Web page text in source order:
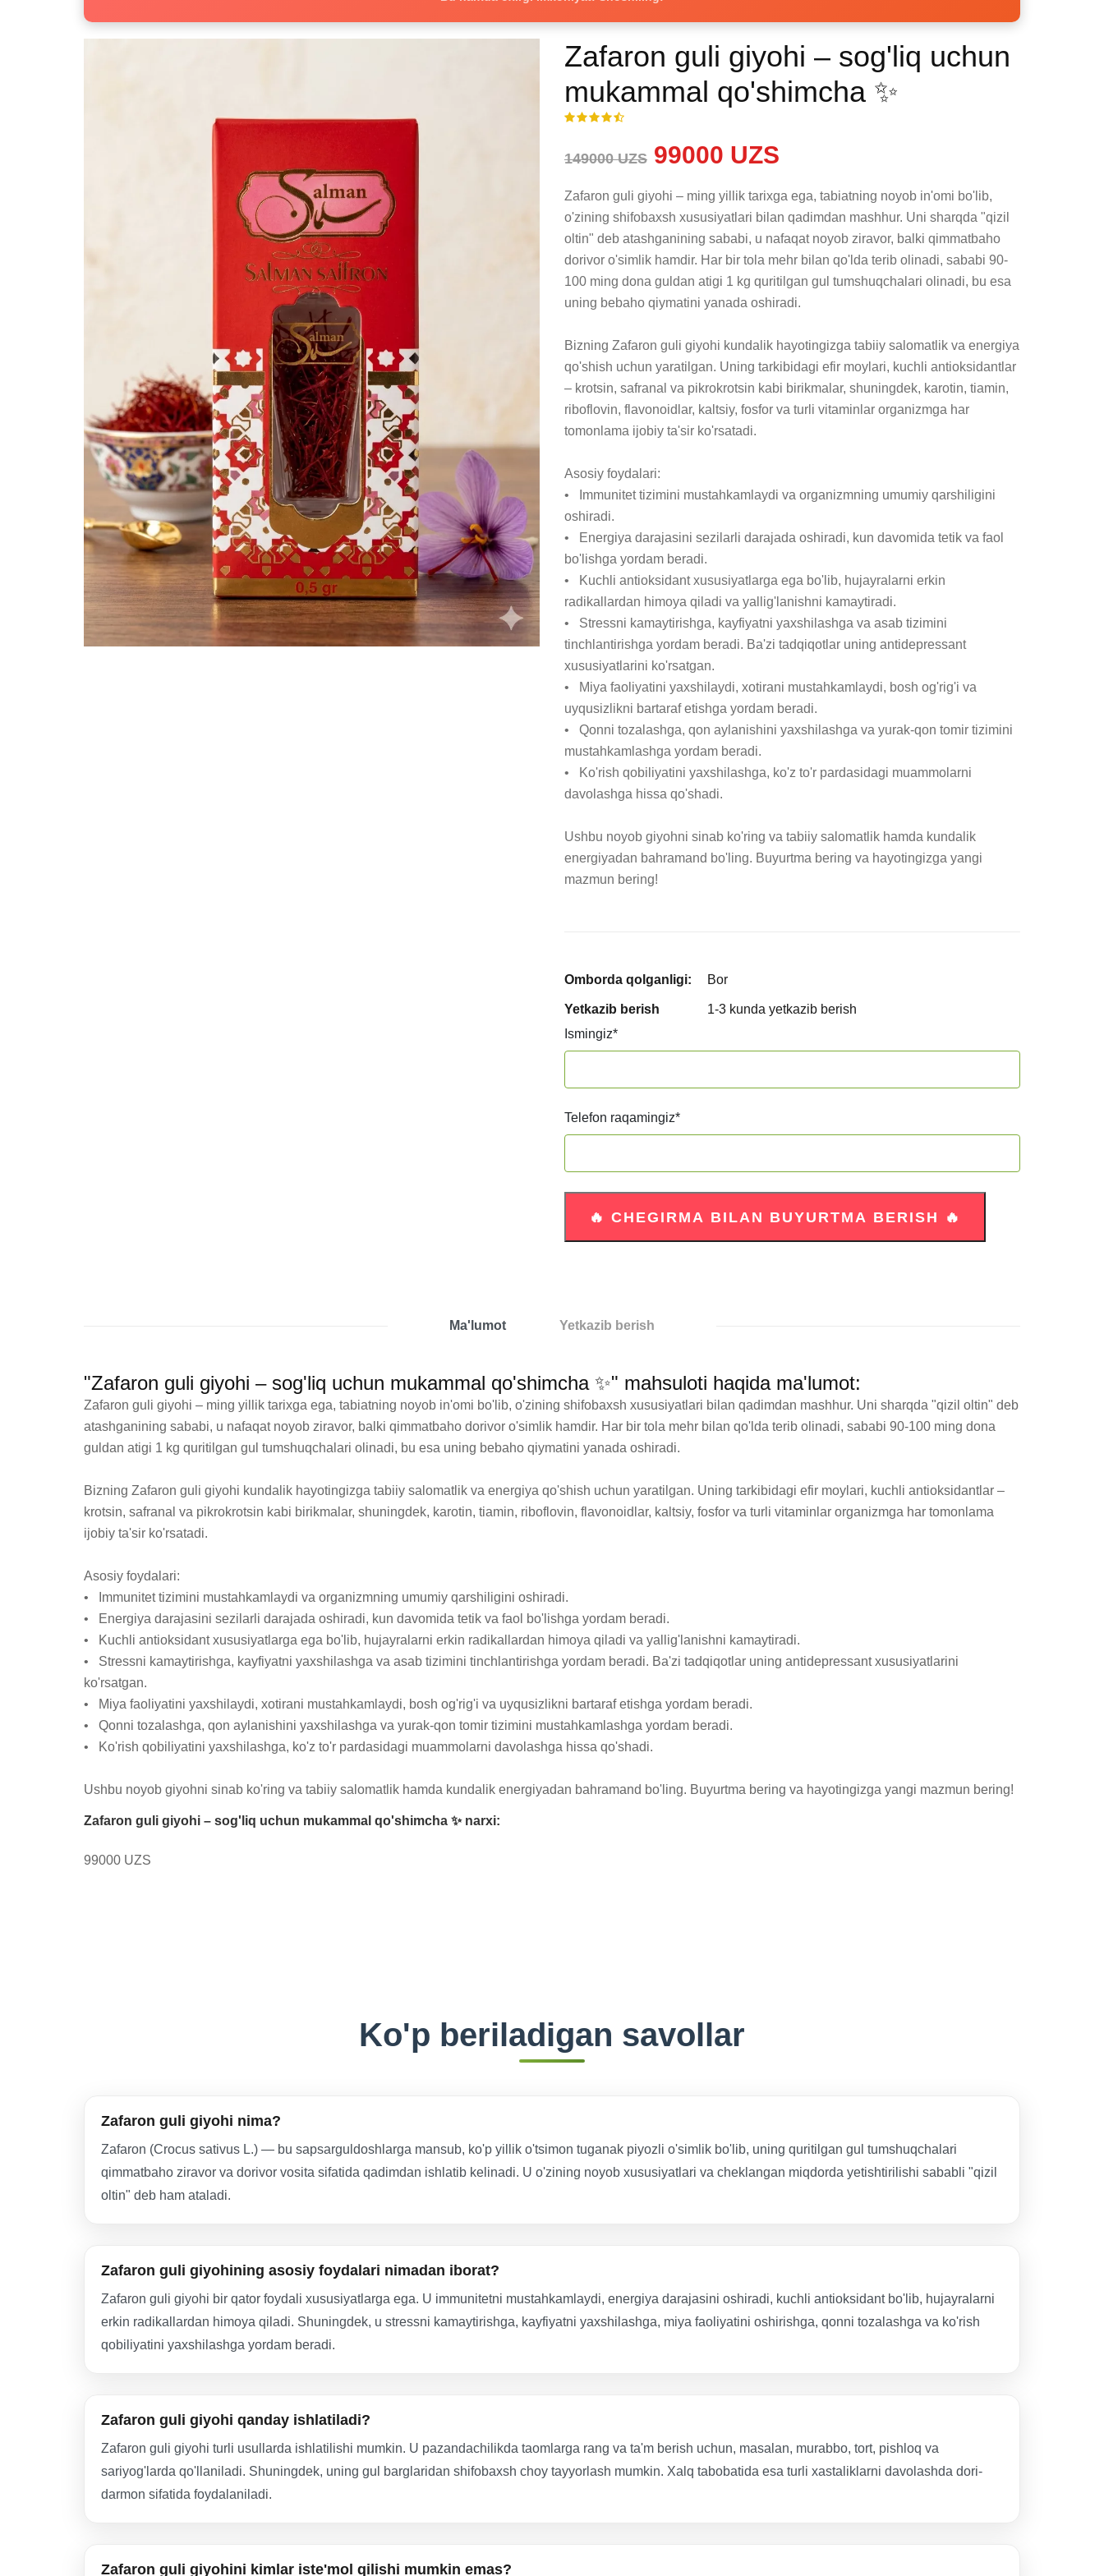
Zafaron guli giyohi – sog'liq uchun
mukammal qo'shimcha ✨
149000 UZS 99000 UZS
Zafaron guli giyohi – ming yillik tarixga ega, tabiatning noyob in'omi bo'lib,
o'zining shifobaxsh xususiyatlari bilan qadimdan mashhur. Uni sharqda "qizil
oltin" deb atashganining sababi, u nafaqat noyob ziravor, balki qimmatbaho
dorivor o'simlik hamdir. Har bir tola mehr bilan qo'lda terib olinadi, sababi 90-
100 ming dona guldan atigi 1 kg quritilgan gul tumshuqchalari olinadi, bu esa
uning bebaho qiymatini yanada oshiradi.
Bizning Zafaron guli giyohi kundalik hayotingizga tabiiy salomatlik va energiya
qo'shish uchun yaratilgan. Uning tarkibidagi efir moylari, kuchli antioksidantlar
– krotsin, safranal va pikrokrotsin kabi birikmalar, shuningdek, karotin, tiamin,
riboflovin, flavonoidlar, kaltsiy, fosfor va turli vitaminlar organizmga har
tomonlama ijobiy ta'sir ko'rsatadi.
Asosiy foydalari:
•   Immunitet tizimini mustahkamlaydi va organizmning umumiy qarshiligini
oshiradi.
•   Energiya darajasini sezilarli darajada oshiradi, kun davomida tetik va faol
bo'lishga yordam beradi.
•   Kuchli antioksidant xususiyatlarga ega bo'lib, hujayralarni erkin
radikallardan himoya qiladi va yallig'lanishni kamaytiradi.
•   Stressni kamaytirishga, kayfiyatni yaxshilashga va asab tizimini
tinchlantirishga yordam beradi. Ba'zi tadqiqotlar uning antidepressant
xususiyatlarini ko'rsatgan.
•   Miya faoliyatini yaxshilaydi, xotirani mustahkamlaydi, bosh og'rig'i va
uyqusizlikni bartaraf etishga yordam beradi.
•   Qonni tozalashga, qon aylanishini yaxshilashga va yurak-qon tomir tizimini
mustahkamlashga yordam beradi.
•   Ko'rish qobiliyatini yaxshilashga, ko'z to'r pardasidagi muammolarni
davolashga hissa qo'shadi.
Ushbu noyob giyohni sinab ko'ring va tabiiy salomatlik hamda kundalik
energiyadan bahramand bo'ling. Buyurtma bering va hayotingizga yangi
mazmun bering!
Omborda qolganligi: Bor
Yetkazib berish
1-3 kunda yetkazib berish
Ismingiz*
Telefon raqamingiz*
Ma'lumot Yetkazib berish
"Zafaron guli giyohi – sog'liq uchun mukammal qo'shimcha ✨" mahsuloti haqida ma'lumot:
Zafaron guli giyohi – ming yillik tarixga ega, tabiatning noyob in'omi bo'lib, o'zining shifobaxsh xususiyatlari bilan qadimdan mashhur. Uni sharqda "qizil oltin" deb
atashganining sababi, u nafaqat noyob ziravor, balki qimmatbaho dorivor o'simlik hamdir. Har bir tola mehr bilan qo'lda terib olinadi, sababi 90-100 ming dona
guldan atigi 1 kg quritilgan gul tumshuqchalari olinadi, bu esa uning bebaho qiymatini yanada oshiradi.
Bizning Zafaron guli giyohi kundalik hayotingizga tabiiy salomatlik va energiya qo'shish uchun yaratilgan. Uning tarkibidagi efir moylari, kuchli antioksidantlar –
krotsin, safranal va pikrokrotsin kabi birikmalar, shuningdek, karotin, tiamin, riboflovin, flavonoidlar, kaltsiy, fosfor va turli vitaminlar organizmga har tomonlama
ijobiy ta'sir ko'rsatadi.
Asosiy foydalari:
•   Immunitet tizimini mustahkamlaydi va organizmning umumiy qarshiligini oshiradi.
•   Energiya darajasini sezilarli darajada oshiradi, kun davomida tetik va faol bo'lishga yordam beradi.
•   Kuchli antioksidant xususiyatlarga ega bo'lib, hujayralarni erkin radikallardan himoya qiladi va yallig'lanishni kamaytiradi.
•   Stressni kamaytirishga, kayfiyatni yaxshilashga va asab tizimini tinchlantirishga yordam beradi. Ba'zi tadqiqotlar uning antidepressant xususiyatlarini
ko'rsatgan.
•   Miya faoliyatini yaxshilaydi, xotirani mustahkamlaydi, bosh og'rig'i va uyqusizlikni bartaraf etishga yordam beradi.
•   Qonni tozalashga, qon aylanishini yaxshilashga va yurak-qon tomir tizimini mustahkamlashga yordam beradi.
•   Ko'rish qobiliyatini yaxshilashga, ko'z to'r pardasidagi muammolarni davolashga hissa qo'shadi.
Ushbu noyob giyohni sinab ko'ring va tabiiy salomatlik hamda kundalik energiyadan bahramand bo'ling. Buyurtma bering va hayotingizga yangi mazmun bering!
Zafaron guli giyohi – sog'liq uchun mukammal qo'shimcha ✨ narxi:
99000 UZS
Ko'p beriladigan savollar
Zafaron guli giyohi nima?
Zafaron (Crocus sativus L.) — bu sapsarguldoshlarga mansub, ko'p yillik o'tsimon tuganak piyozli o'simlik bo'lib, uning quritilgan gul tumshuqchalari
qimmatbaho ziravor va dorivor vosita sifatida qadimdan ishlatib kelinadi. U o'zining noyob xususiyatlari va cheklangan miqdorda yetishtirilishi sababli "qizil
oltin" deb ham ataladi.
Zafaron guli giyohining asosiy foydalari nimadan iborat?
Zafaron guli giyohi bir qator foydali xususiyatlarga ega. U immunitetni mustahkamlaydi, energiya darajasini oshiradi, kuchli antioksidant bo'lib, hujayralarni
erkin radikallardan himoya qiladi. Shuningdek, u stressni kamaytirishga, kayfiyatni yaxshilashga, miya faoliyatini oshirishga, qonni tozalashga va ko'rish
qobiliyatini yaxshilashga yordam beradi.
Zafaron guli giyohi qanday ishlatiladi?
Zafaron guli giyohi turli usullarda ishlatilishi mumkin. U pazandachilikda taomlarga rang va ta'm berish uchun, masalan, murabbo, tort, pishloq va
sariyog'larda qo'llaniladi. Shuningdek, uning gul barglaridan shifobaxsh choy tayyorlash mumkin. Xalq tabobatida esa turli xastaliklarni davolashda dori-
darmon sifatida foydalaniladi.
Zafaron guli giyohini kimlar iste'mol qilishi mumkin emas?